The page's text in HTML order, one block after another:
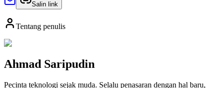
Salin link
Tentang penulis
Ahmad Saripudin
Pecinta teknologi sejak muda. Selalu penasaran dengan hal baru,